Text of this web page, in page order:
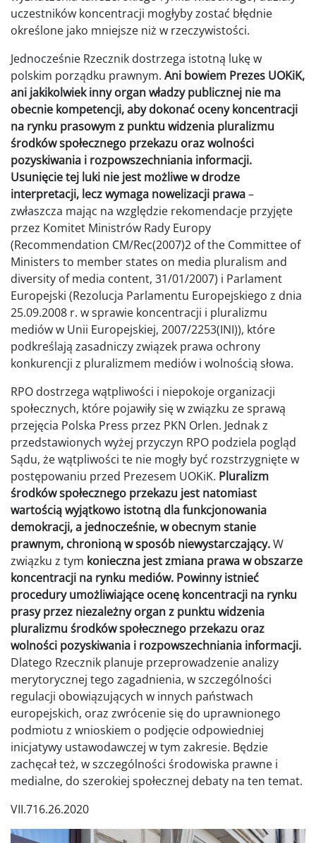
uczestników koncentracji mogłyby zostać błędnie
określone jako mniejsze niż w rzeczywistości.
Jednocześnie Rzecznik dostrzega istotną lukę w
polskim porządku prawnym. Ani bowiem Prezes UOKiK,
ani jakikolwiek inny organ władzy publicznej nie ma
obecnie kompetencji, aby dokonać oceny koncentracji
na rynku prasowym z punktu widzenia pluralizmu
środków społecznego przekazu oraz wolności
pozyskiwania i rozpowszechniania informacji.
Usunięcie tej luki nie jest możliwe w drodze
interpretacji, lecz wymaga nowelizacji prawa–
zwłaszcza mając na względzie rekomendacje przyjęte
przez Komitet Ministrów Rady Europy
(Recommendation CM/Rec(2007)2 of the Committee of
Ministers to member states on media pluralism and
diversity of media content, 31/01/2007) i Parlament
Europejski (Rezolucja Parlamentu Europejskiego z dnia
25.09.2008 r. w sprawie koncentracji i pluralizmu
mediów w Unii Europejskiej, 2007/2253(INI)), które
podkreślają zasadniczy związek prawa ochrony
konkurencji z pluralizmem mediów i wolnością słowa.
RPO dostrzega wątpliwości i niepokoje organizacji
społecznych, które pojawiły się w związku ze sprawą
przejęcia Polska Press przez PKN Orlen. Jednak z
przedstawionych wyżej przyczyn RPO podziela pogląd
Sądu, że wątpliwości te nie mogły być rozstrzygnięte w
postępowaniu przed Prezesem UOKiK. Pluralizm
środków społecznego przekazu jest natomiast
wartością wyjątkowo istotną dla funkcjonowania
demokracji, a jednocześnie, w obecnym stanie
prawnym, chronioną w sposób niewystarczający.W
związku z tym konieczna jest zmiana prawa w obszarze
koncentracji na rynku mediów. Powinny istnieć
procedury umożliwiające ocenę koncentracji na rynku
prasy przez niezależny organ z punktu widzenia
pluralizmu środków społecznego przekazu oraz
wolności pozyskiwania i rozpowszechniania informacji.
Dlatego Rzecznik planuje przeprowadzenie analizy
merytorycznej tego zagadnienia, w szczególności
regulacji obowiązujących w innych państwach
europejskich, oraz zwrócenie się do uprawnionego
podmiotu z wnioskiem o podjęcie odpowiedniej
inicjatywy ustawodawczej w tym zakresie. Będzie
zachęcał też, w szczególności środowiska prawne i
medialne, do szerokiej społecznej debaty na ten temat.
VII.716.26.2020